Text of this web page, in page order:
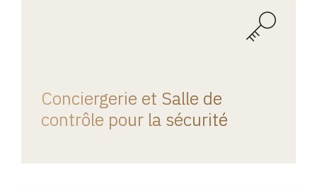
Conciergerie et Salle de
contrôle pour la sécurité